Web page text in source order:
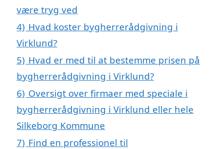
være tryg ved
4) Hvad koster bygherrerådgivning i
Virklund?
5) Hvad er med til at bestemme prisen på
bygherrerådgivning i Virklund?
6) Oversigt over firmaer med speciale i
bygherrerådgivning i Virklund eller hele
Silkeborg Kommune
7) Find en professionel til